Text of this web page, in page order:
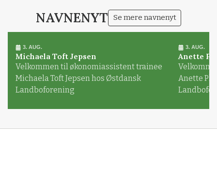
NAVNENYT Se mere navnenyt
3. AUG.
Michaela Toft Jepsen
Velkommen til økonomiassistent trainee
Michaela Toft Jepsen hos Østdansk
Landboforening
3. AUG.
Anette
Anette